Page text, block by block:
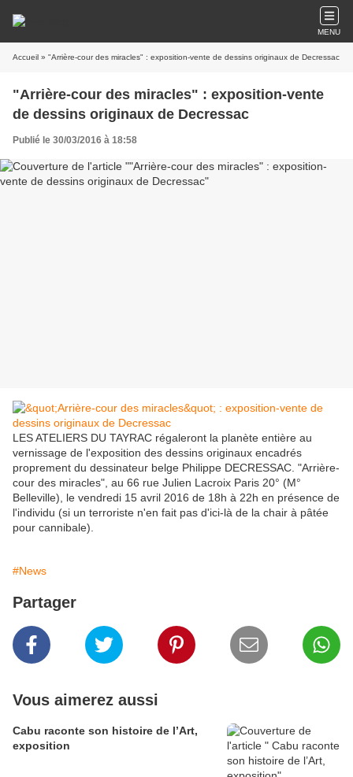
MENU
Accueil » "Arrière-cour des miracles" : exposition-vente de dessins originaux de Decressac
"Arrière-cour des miracles" : exposition-vente
de dessins originaux de Decressac
Publié le 30/03/2016 à 18:58
LES ATELIERS DU TAYRAC régaleront la planète entière au
vernissage de l'exposition des dessins originaux encadrés
proprement du dessinateur belge Philippe DECRESSAC. "Arrière-
cour des miracles", au 66 rue Julien Lacroix Paris 20° (M°
Belleville), le vendredi 15 avril 2016 de 18h à 22h en présence de
l'individu (si un terroriste n'en fait pas d'ici-là de la chair à pâtée
pour cannibale).
#News
Partager
Vous aimerez aussi
Cabu raconte son histoire de l’Art,
exposition